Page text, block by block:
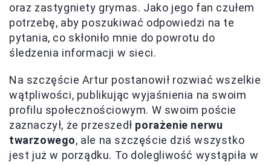
oraz zastygniety grymas. Jako jego fan czułem
potrzebę, aby poszukiwać odpowiedzi na te
pytania, co skłoniło mnie do powrotu do
śledzenia informacji w sieci.
Na szczęście Artur postanowił rozwiać wszelkie
wątpliwości, publikując wyjaśnienia na swoim
profilu społecznościowym. W swoim poście
zaznaczył, że przeszedł porażenie nerwu
twarzowego, ale na szczęście dziś wszystko
jest już w porządku. To dolegliwość wystąpiła w